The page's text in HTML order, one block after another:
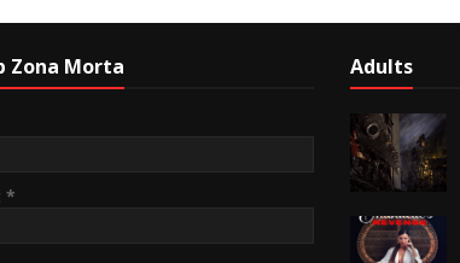
Zona Morta
*
Adults